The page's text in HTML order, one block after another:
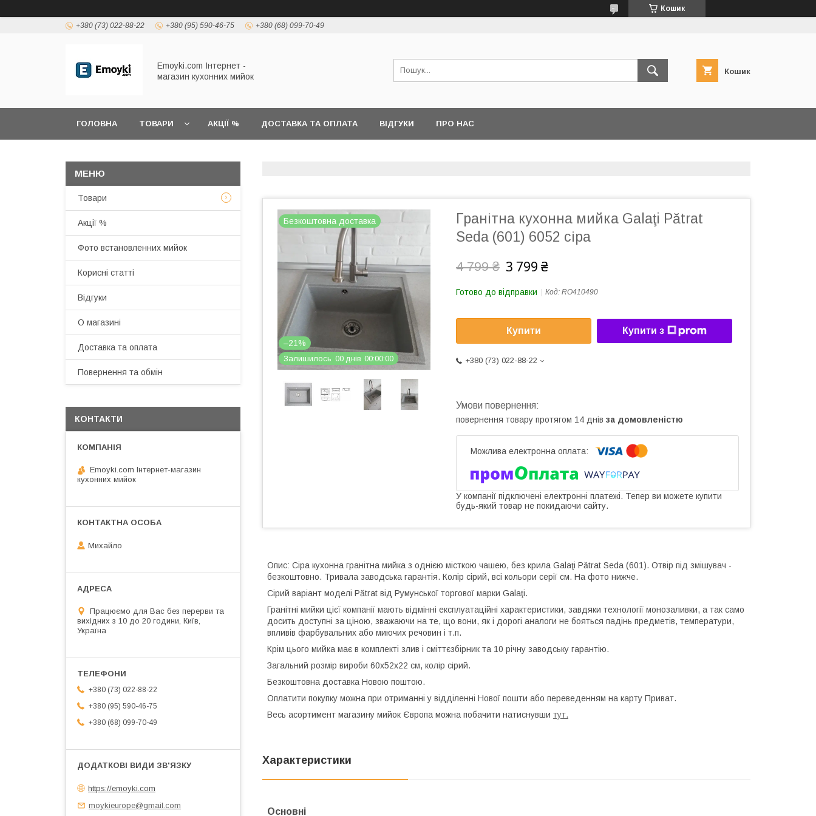
Кошик
+380 (73) 022-88-22 +380 (95) 590-46-75 +380 (68) 099-70-49
Emoyki.com Інтернет -
магазин кухонних мийок
Кошик
ГОЛОВНА ТОВАРИ АКЦІЇ % ДОСТАВКА ТА ОПЛАТА ВІДГУКИ ПРО НАС
Безкоштовна доставка
–21%
Залишилось 00 днів 00 00 00
Гранітна кухонна мийка Galaţi Pătrat
Seda (601) 6052 сіра
4 799 ₴ 3 799 ₴
Готово до відправки Код: RO410490
Купити Купити з
+380 (73) 022-88-22
повернення товару протягом 14 днів за домовленістю
У компанії підключені електронні платежі. Тепер ви можете купити
будь-який товар не покидаючи сайту.
Опис: Сіра кухонна гранітна мийка з однією місткою чашею, без крила Galaţi Pătrat Seda (601). Отвір під змішувач -
безкоштовно. Тривала заводська гарантія. Колір сірий, всі кольори серії см. На фото нижче.
Сірий варіант моделі Pătrat від Румунської торгової марки Galaţi.
Гранітні мийки цієї компанії мають відмінні експлуатаційні характеристики, завдяки технології монозаливки, а так само
досить доступні за ціною, зважаючи на те, що вони, як і дорогі аналоги не бояться падінь предметів, температури,
впливів фарбувальних або миючих речовин і т.п.
Крім цього мийка має в комплекті злив і сміттєзбірник та 10 річну заводську гарантію.
Загальний розмір вироби 60х52х22 см, колір сірий.
Безкоштовна доставка Новою поштою.
Оплатити покупку можна при отриманні у відділенні Нової пошти або переведенням на карту Приват.
Весь асортимент магазину мийок Європа можна побачити натиснувши тут.
Характеристики
Основні
Товари
Акції %
Фото встановленних мийок
Корисні статті
Відгуки
О магазині
Доставка та оплата
Повернення та обмін
КОНТАКТИ
Emoyki.com Інтернет-магазин
кухонних мийок
Михайло
Працюємо для Вас без перерви та
вихідних з 10 до 20 години, Київ,
Україна
+380 (73) 022-88-22
+380 (95) 590-46-75
+380 (68) 099-70-49
https://emoyki.com
moykieurope@gmail.com